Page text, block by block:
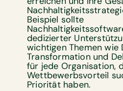
Beispiel sollte
dedizierter
wichtigen Themen wie
Transformation und
für jede Organisation,
Wettbewerbsvorteil
Priorität haben.